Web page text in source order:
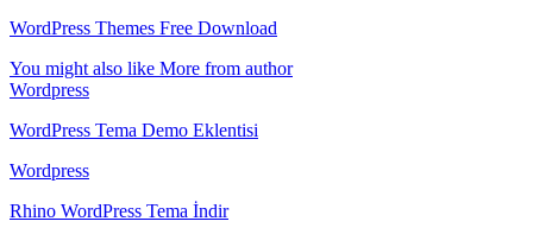
WordPress Themes Free Download
You might also like More from author
Wordpress
WordPress Tema Demo Eklentisi
Wordpress
Rhino WordPress Tema İndir